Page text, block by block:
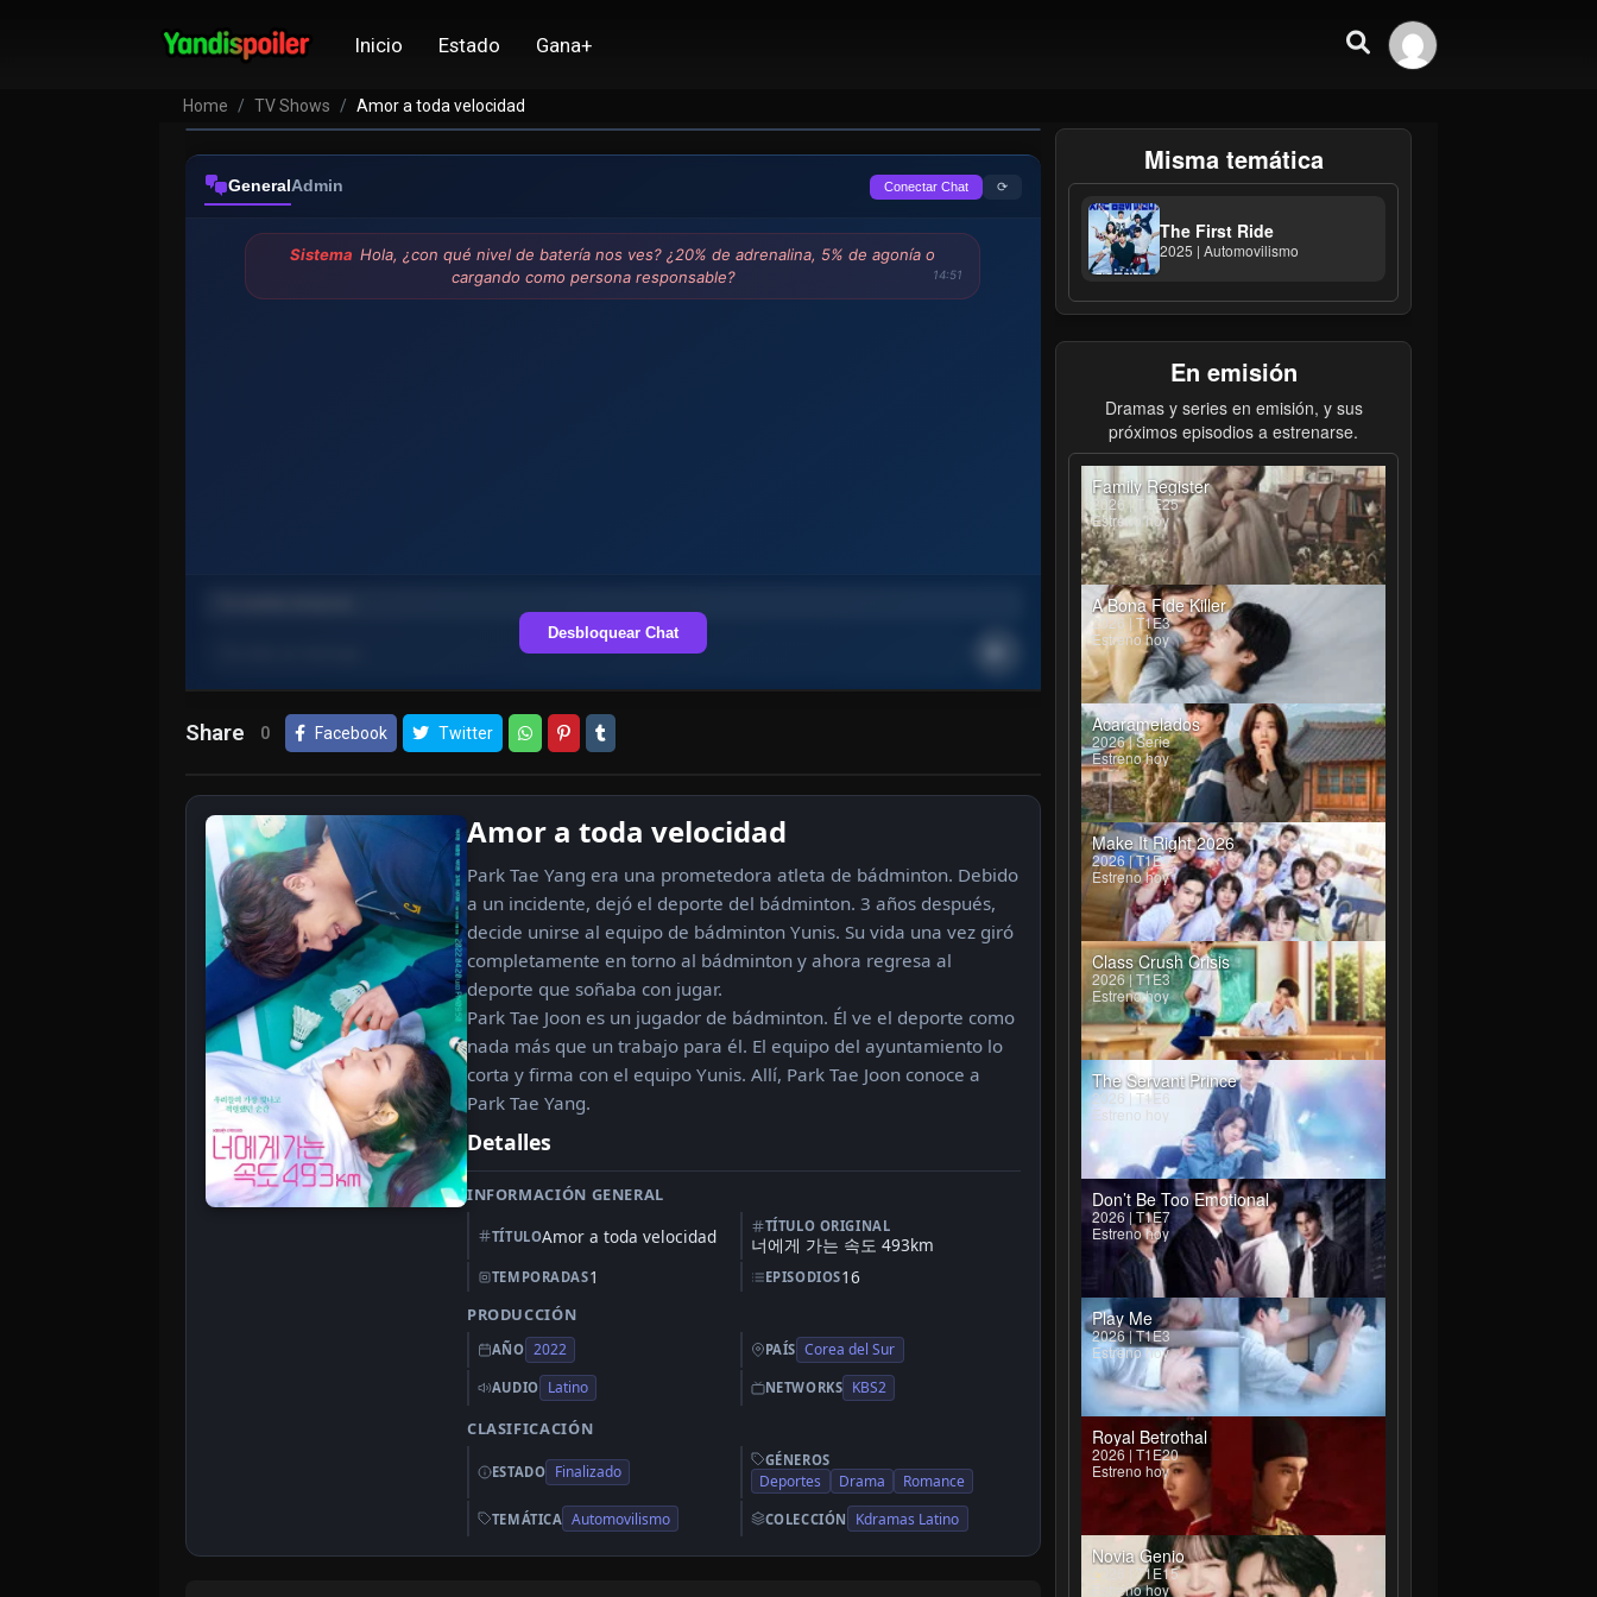
Inicio Estado Gana+
Home TV Shows Amor a toda velocidad
Amor a toda velocidad
GeneralAdmin Conectar Chat ⟳
Sistema Hola, ¿con qué nivel de batería nos ves? ¿20% de adrenalina, 5% de agonía o
cargando como persona responsable?
14:51
Desbloquear Chat
Share 0 Facebook Twitter
Amor a toda velocidad
Park Tae Yang era una prometedora atleta de bádminton. Debido
a un incidente, dejó el deporte del bádminton. 3 años después,
decide unirse al equipo de bádminton Yunis. Su vida una vez giró
completamente en torno al bádminton y ahora regresa al
deporte que soñaba con jugar.
Park Tae Joon es un jugador de bádminton. Él ve el deporte como
nada más que un trabajo para él. El equipo del ayuntamiento lo
corta y firma con el equipo Yunis. Allí, Park Tae Joon conoce a
Park Tae Yang.
Detalles
INFORMACIÓN GENERAL
TÍTULOAmor a toda velocidad TÍTULO ORIGINAL
너에게 가는 속도 493km
TEMPORADAS1 EPISODIOS16
PRODUCCIÓN
AÑO 2022 PAÍS Corea del Sur
AUDIO Latino NETWORKS KBS2
CLASIFICACIÓN
ESTADO Finalizado
GÉNEROS
Deportes Drama Romance
TEMÁTICA Automovilismo COLECCIÓN Kdramas Latino
Misma temática
The First Ride
2025 | Automovilismo
En emisión
Dramas y series en emisión, y sus
próximos episodios a estrenarse.
Family Register
2026 | T1E25
Estreno hoy
A Bona Fide Killer
2026 | T1E3
Estreno hoy
Acaramelados
2026 | Serie
Estreno hoy
Make It Right 2026
2026 | T1E4
Estreno hoy
Class Crush Crisis
2026 | T1E3
Estreno hoy
The Servant Prince
2026 | T1E6
Estreno hoy
Don’t Be Too Emotional
2026 | T1E7
Estreno hoy
Play Me
2026 | T1E3
Estreno hoy
Royal Betrothal
2026 | T1E20
Estreno hoy
Novia Genio
2026 | T1E15
Estreno hoy